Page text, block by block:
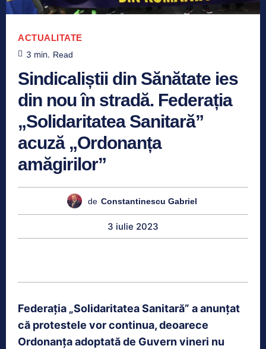
ACTUALITATE
3 min. Read
Sindicaliștii din Sănătate ies
din nou în stradă. Federația
„Solidaritatea Sanitară”
acuză „Ordonanța
amăgirilor”
de Constantinescu Gabriel
3 iulie 2023
Federația „Solidaritatea Sanitară” a anunțat
că protestele vor continua, deoarece
Ordonanța adoptată de Guvern vineri nu